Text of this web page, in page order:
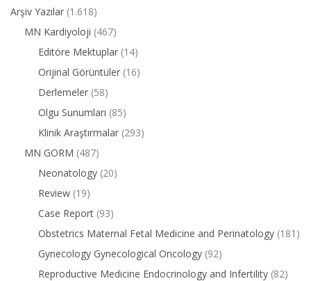
Arşiv Yazılar (1.618)
MN Kardiyoloji (467)
Editöre Mektuplar (14)
Orijinal Görüntüler (16)
Derlemeler (58)
Olgu Sunumları (85)
Klinik Araştırmalar (293)
MN GORM (487)
Neonatology (20)
Review (19)
Case Report (93)
Obstetrics Maternal Fetal Medicine and Perinatology (181)
Gynecology Gynecological Oncology (92)
Reproductive Medicine Endocrinology and Infertility (82)